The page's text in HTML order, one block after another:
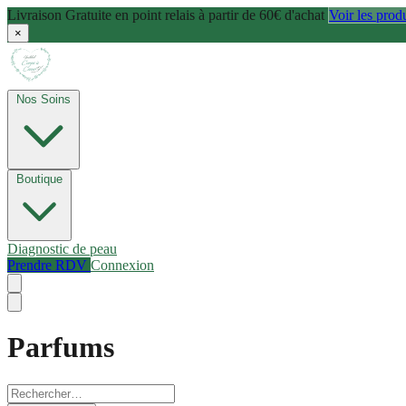
Livraison Gratuite en point relais à partir de 60€ d'achat Voir les
×
Nos Soins
Boutique
Diagnostic de peau
Prendre RDV Connexion
Parfums